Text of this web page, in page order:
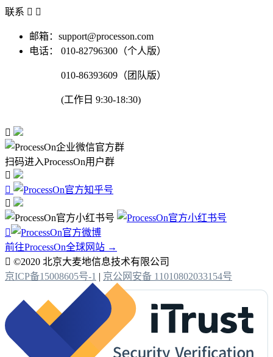
联系  
邮箱：support@processon.com
电话：
010-82796300（个人版）
010-86393609（团队版）
(工作日 9:30-18:30)

扫码进入ProcessOn用户群




前往ProcessOn全球网站 →
 ©2020 北京大麦地信息技术有限公司
京ICP备15008605号-1 | 京公网安备 11010802033154号